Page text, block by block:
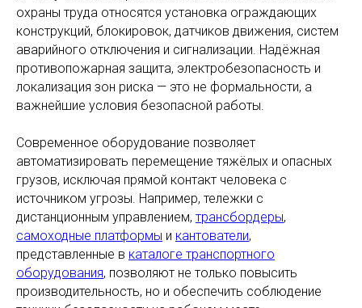
охраны труда относятся установка ограждающих
конструкций, блокировок, датчиков движения, систем
аварийного отключения и сигнализации. Надёжная
противопожарная защита, электробезопасность и
локализация зон риска — это не формальности, а
важнейшие условия безопасной работы.
Современное оборудование позволяет
автоматизировать перемещение тяжёлых и опасных
грузов, исключая прямой контакт человека с
источником угрозы. Например, тележки с
дистанционным управлением, трансбордеры,
самоходные платформы и кантователи,
представленные в каталоге транспортного
оборудования, позволяют не только повысить
производительность, но и обеспечить соблюдение